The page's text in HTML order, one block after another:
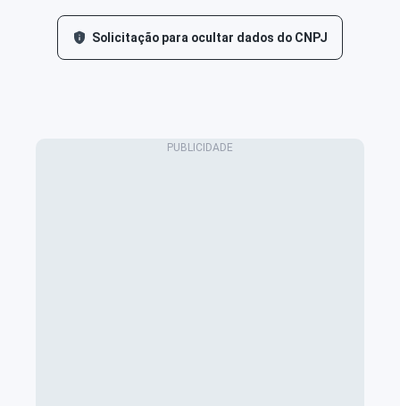
Solicitação para ocultar dados do CNPJ